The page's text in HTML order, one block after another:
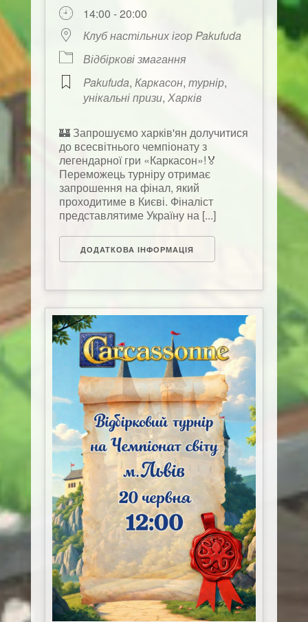
14:00 - 20:00
Клуб настільних ігор Pakufuda
Відбіркові змагання
Pakufuda, Каркасон, турнір,
унікальні призи, Харків
🏰 Запрошуємо харків'ян долучитися
до всесвітнього чемпіонату з
легендарної гри «Каркасон»!🏅
Переможець турніру отримає
запрошення на фінал, який
проходитиме в Києві. Фіналіст
представлятиме Україну на [...]
ДОДАТКОВА ІНФОРМАЦІЯ